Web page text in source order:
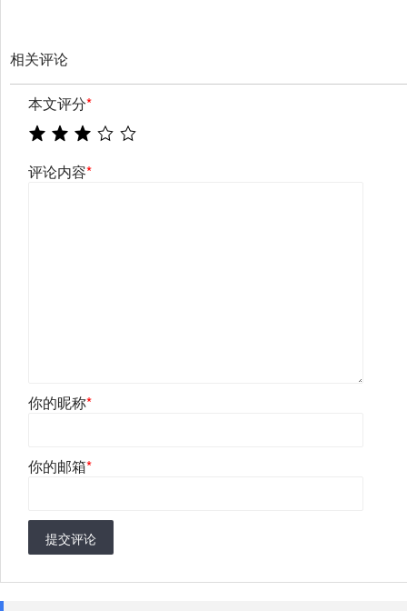
相关评论
本文评分*
评论内容*
你的昵称*
你的邮箱*
提交评论